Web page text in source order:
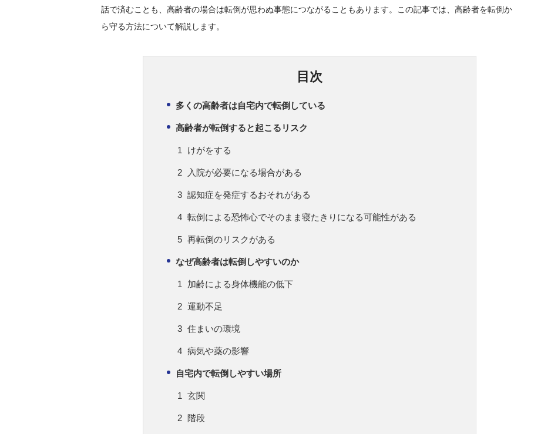
話で済むことも、高齢者の場合は転倒が思わぬ事態につながることもあります。この記事では、高齢者を転倒か
ら守る方法について解説します。
目次
多くの高齢者は自宅内で転倒している
高齢者が転倒すると起こるリスク
けがをする
入院が必要になる場合がある
認知症を発症するおそれがある
転倒による恐怖心でそのまま寝たきりになる可能性がある
再転倒のリスクがある
なぜ高齢者は転倒しやすいのか
加齢による身体機能の低下
運動不足
住まいの環境
病気や薬の影響
自宅内で転倒しやすい場所
玄関
階段